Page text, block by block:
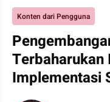
Konten dari Pengguna
Terbaharukan
Implementasi